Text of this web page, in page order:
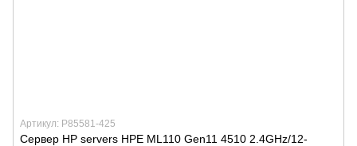
Артикул: P85581-425
Сервер HP servers HPE ML110 Gen11 4510 2.4GHz/12-